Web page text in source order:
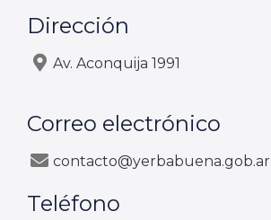
Dirección
Av. Aconquija 1991
Correo electrónico
contacto@yerbabuena.gob.ar
Teléfono